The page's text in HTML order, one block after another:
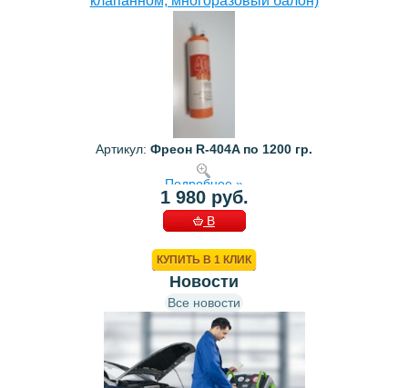
Артикул: Фреон R-404A по 1200 гр.
Подробнее »
1 980 руб.
В
КУПИТЬ В 1 КЛИК
Новости
Все новости